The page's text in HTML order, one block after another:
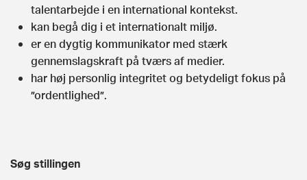
talentarbejde i en international kontekst.
kan begå dig i et internationalt miljø.
er en dygtig kommunikator med stærk
gennemslagskraft på tværs af medier.
har høj personlig integritet og betydeligt fokus på
”ordentlighed”.
Søg stillingen